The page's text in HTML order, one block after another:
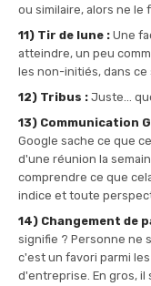
ou similaire, alors ne le
11) Tir de lune : Une
atteindre, un peu
les non-initiés, dans
12) Tribus : Juste...
13) Communication
Google sache ce que
d'une réunion la
comprendre ce que
indice et toute
14) Changement de
signifie ? Personne ne
c'est un favori parmi
d'entreprise. En gros,